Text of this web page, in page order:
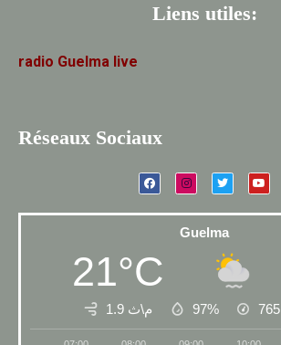
Liens utiles:
radio Guelma live
Réseaux Sociaux
Guelma
21°C
1.9 م\ث 97% 765